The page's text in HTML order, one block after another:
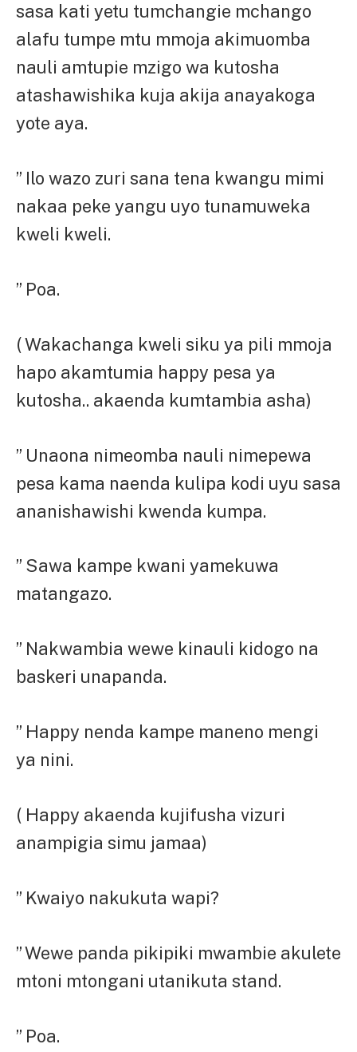
sasa kati yetu tumchangie mchango
alafu tumpe mtu mmoja akimuomba
nauli amtupie mzigo wa kutosha
atashawishika kuja akija anayakoga
yote aya.
” Ilo wazo zuri sana tena kwangu mimi
nakaa peke yangu uyo tunamuweka
kweli kweli.
” Poa.
( Wakachanga kweli siku ya pili mmoja
hapo akamtumia happy pesa ya
kutosha.. akaenda kumtambia asha)
” Unaona nimeomba nauli nimepewa
pesa kama naenda kulipa kodi uyu sasa
ananishawishi kwenda kumpa.
” Sawa kampe kwani yamekuwa
matangazo.
” Nakwambia wewe kinauli kidogo na
baskeri unapanda.
” Happy nenda kampe maneno mengi
ya nini.
( Happy akaenda kujifusha vizuri
anampigia simu jamaa)
” Kwaiyo nakukuta wapi?
” Wewe panda pikipiki mwambie akulete
mtoni mtongani utanikuta stand.
” Poa.